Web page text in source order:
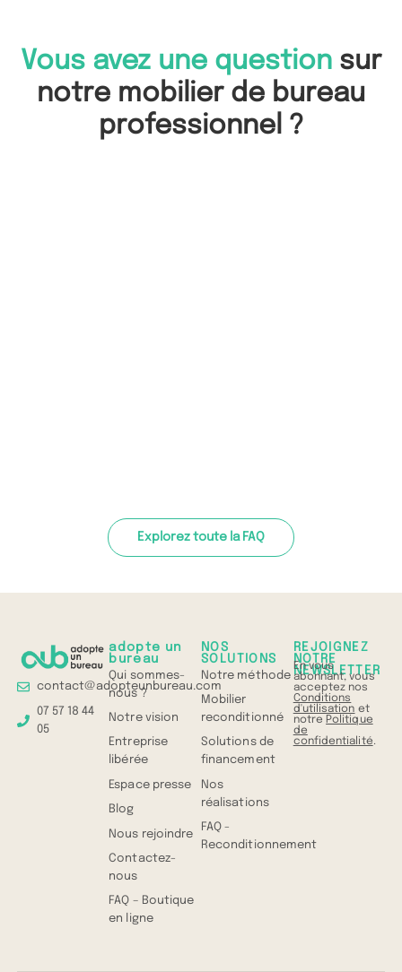
Vous avez une question sur
notre mobilier de bureau
professionnel ?
Explorez toute la FAQ
contact@adopteunbureau.com
07 57 18 44
05
adopte un
bureau
Qui sommes-
nous ?
Notre vision
Entreprise
libérée
Espace presse
Blog
Nous rejoindre
Contactez-
nous
FAQ – Boutique
en ligne
NOS
SOLUTIONS
Notre méthode
Mobilier
reconditionné
Solutions de
financement
Nos
réalisations
FAQ -
Reconditionnement
REJOIGNEZ
NOTRE
NEWSLETTER
En vous
abonnant, vous
acceptez nos
Conditions
d'utilisation et
notre Politique
de
confidentialité